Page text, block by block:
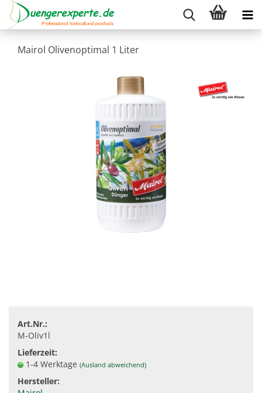
Mairol Olivenoptimal 1 Liter
Art.Nr.:
M-Oliv1l
Lieferzeit:
1-4 Werktage (Ausland abweichend)
Hersteller: